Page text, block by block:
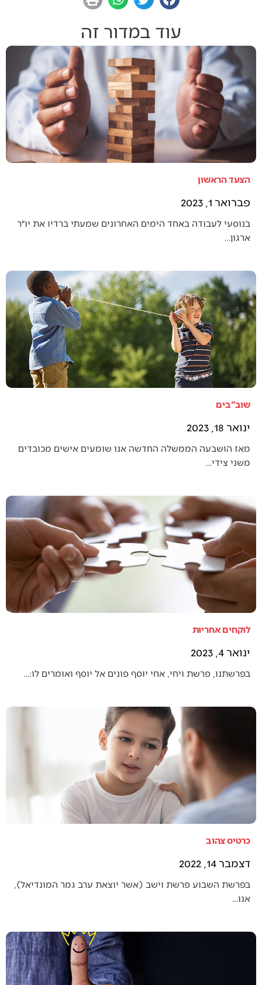
עוד במדור זה
הצעד הראשון
פברואר 1, 2023
בנוסעי לעבודה באחד הימים האחרונים שמעתי ברדיו את יו״ר
ארגון…
שוב"בים
ינואר 18, 2023
מאז הושבעה הממשלה החדשה אנו שומעים אישים מכובדים
משני צידי…
לוקחים אחריות
ינואר 4, 2023
בפרשתנו, פרשת ויחי, אחי יוסף פונים אל יוסף ואומרים לו:…
כרטיס צהוב
דצמבר 14, 2022
בפרשת השבוע פרשת וישב (אשר יוצאת ערב גמר המונדיאל),
אנו…